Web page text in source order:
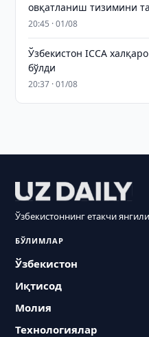
овқатланиш тизимини
20:45 · 01/08
Ўзбекистон ICCA
бўлди
20:37 · 01/08
Ўзбекистоннинг етакчи
БЎЛИМЛАР
Ўзбекистон
Иқтисод
Молия
Технологиялар